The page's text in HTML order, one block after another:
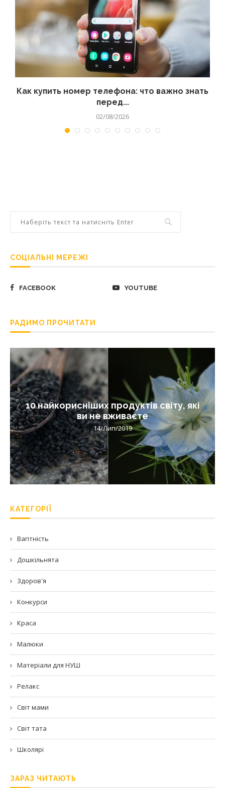
Как купить номер телефона: что важно знать
перед...
02/08/2026
СОЦІАЛЬНІ МЕРЕЖІ
FACEBOOK YOUTUBE
РАДИМО ПРОЧИТАТИ
10 найкорисніших продуктів світу, які
ви не вживаєте
14/Лип/2019
КАТЕГОРІЇ
Вагітність
Дошкільнята
Здоров'я
Конкурси
Краса
Малюки
Матеріали для НУШ
Релакс
Світ мами
Світ тата
Школярі
ЗАРАЗ ЧИТАЮТЬ